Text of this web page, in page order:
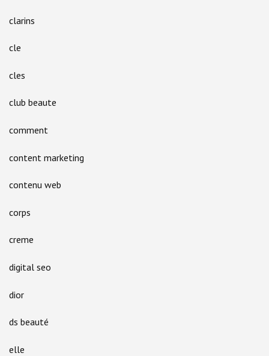
clarins
cle
cles
club beaute
comment
content marketing
contenu web
corps
creme
digital seo
dior
ds beauté
elle